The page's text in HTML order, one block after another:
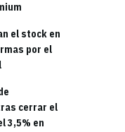
el stock en
por el
cerrar el
3,5% en